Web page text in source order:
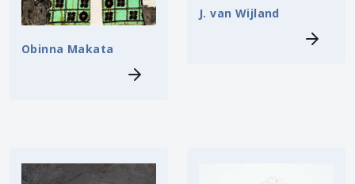
Obinna Makata
J. van Wijland